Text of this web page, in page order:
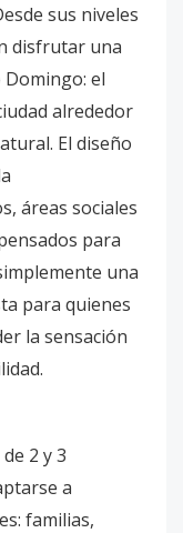
sus niveles
disfrutar una
el
alrededor
El diseño
áreas sociales
para
una
para quienes
la sensación
2 y 3
a
familias,